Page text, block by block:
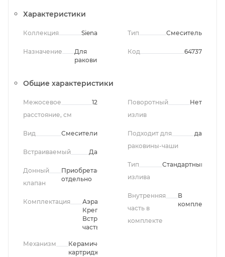
Характеристики
Коллекция Siena
Назначение
Для
раковины
Тип Смеситель
Код 64737
Общие характеристики
Межосевое
расстояние, см
12
Вид Смесители
Встраиваемый Да
Донный
клапан
Приобретается
отдельно
Комплектация
Аэратор,
Крепления,
Встроенная
часть
Механизм
Керамический
картридж
Поворотный
излив
Нет
Подходит для
раковины-чаши
да
Тип
излива
Стандартный
Внутренняя
часть в
комплекте
В
комплекте